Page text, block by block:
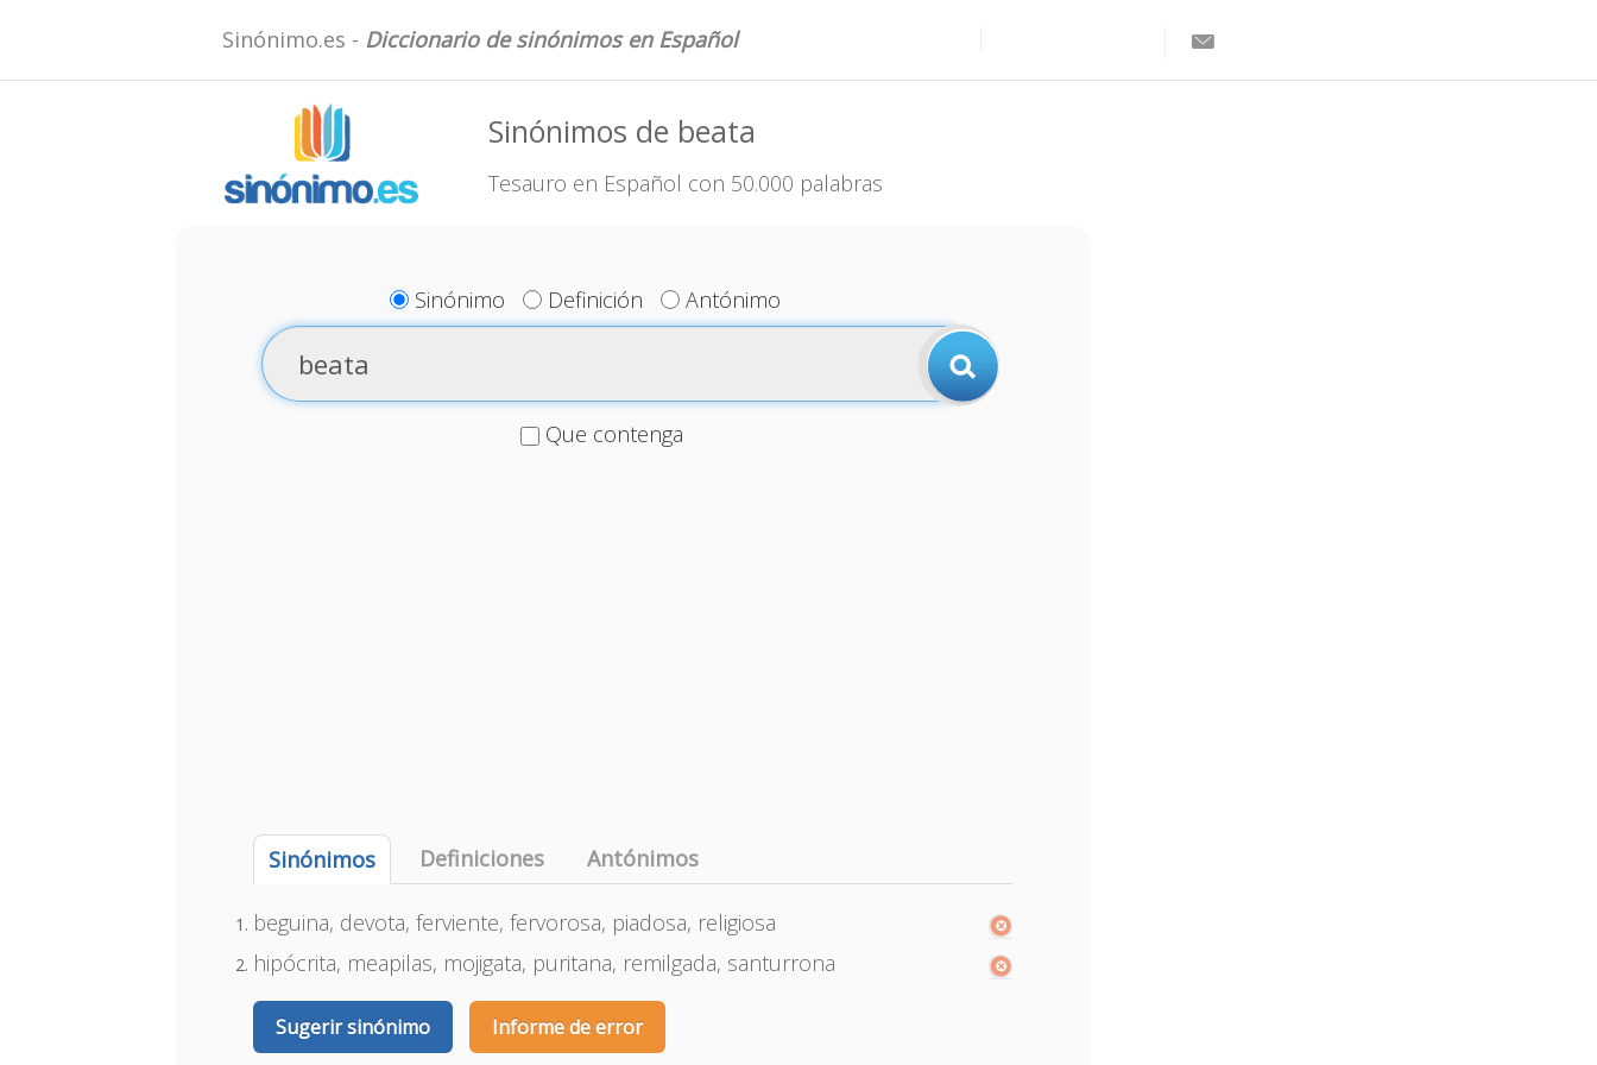
Sinónimo.es - Diccionario de sinónimos en Español
Sinónimos de beata
Tesauro en Español con 50.000 palabras
Sinónimo Definición Antónimo
Que contenga
Sinónimos Definiciones Antónimos
beguina, devota, ferviente, fervorosa, piadosa, religiosa
hipócrita, meapilas, mojigata, puritana, remilgada, santurrona
Sugerir sinónimo Informe de error